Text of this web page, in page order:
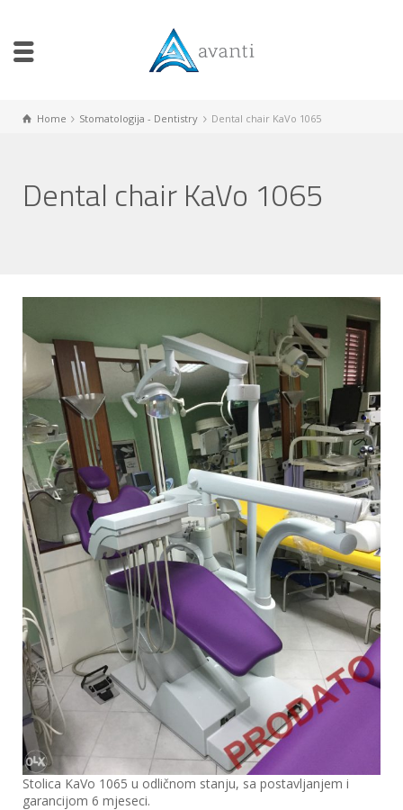
Home Stomatologija - Dentistry Dental chair KaVo 1065
Dental chair KaVo 1065
Stolica KaVo 1065 u odličnom stanju, sa postavljanjem i
garancijom 6 mjeseci.